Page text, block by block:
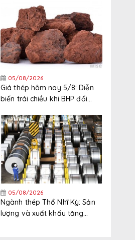
05/08/2026
Giá thép hôm nay 5/8: Diễn
biến trái chiều khi BHP đối
khẩu quặng sắt lớn nhất thế
giới
05/08/2026
Ngành thép Thổ Nhĩ Kỳ: Sản
lượng và xuất khẩu tăng